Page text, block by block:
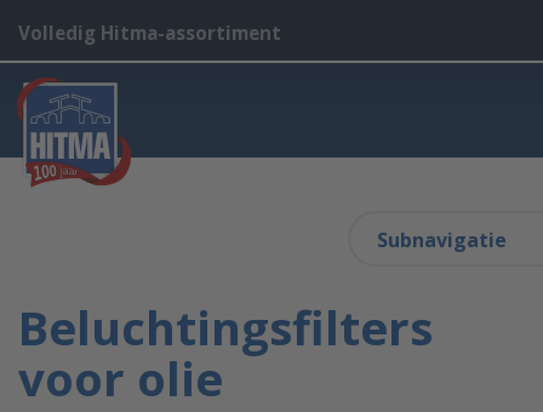
Volledig Hitma-assortiment
Subnavigatie
Beluchtingsfilters
voor olie